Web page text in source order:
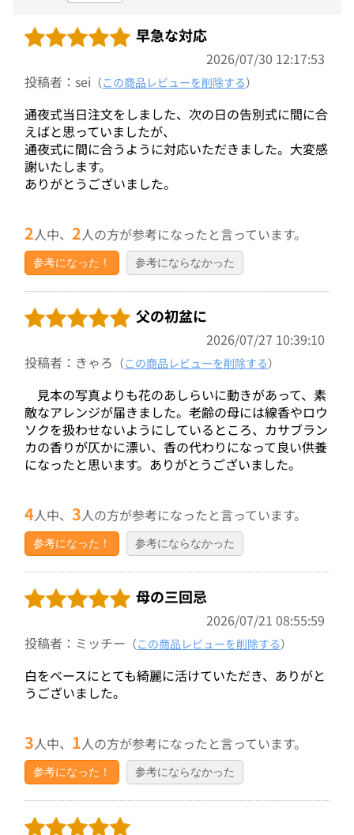
早急な対応
2026/07/30 12:17:53
投稿者：sei （この商品レビューを削除する）
通夜式当日注文をしました、次の日の告別式に間に合
えばと思っていましたが、
通夜式に間に合うように対応いただきました。大変感
謝いたします。
ありがとうございました。
2人中、 2人の方が参考になったと言っています。
参考になった！ 参考にならなかった
父の初盆に
2026/07/27 10:39:10
投稿者：きゃろ （この商品レビューを削除する）
見本の写真よりも花のあしらいに動きがあって、素
敵なアレンジが届きました。老齢の母には線香やロウ
ソクを扱わせないようにしているところ、カサブラン
カの香りが仄かに漂い、香の代わりになって良い供養
になったと思います。ありがとうございました。
4人中、3人の方が参考になったと言っています。
参考になった！ 参考にならなかった
母の三回忌
2026/07/21 08:55:59
投稿者：ミッチー （この商品レビューを削除する）
白をベースにとても綺麗に活けていただき、ありがと
うございました。
3人中、 1人の方が参考になったと言っています。
参考になった！ 参考にならなかった